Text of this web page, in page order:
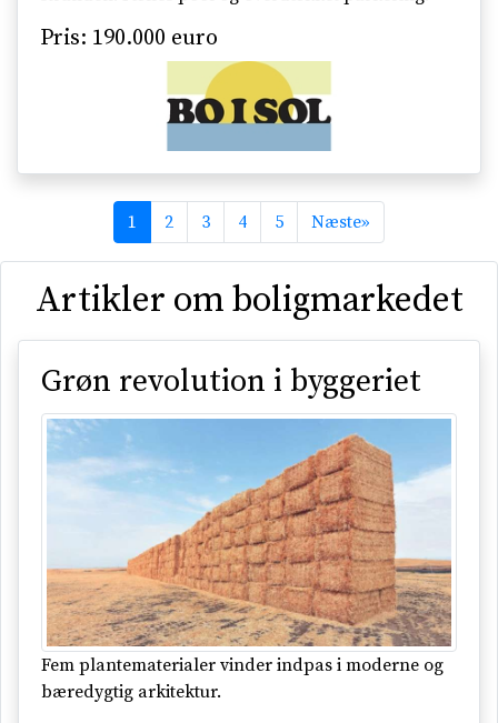
Pris: 190.000 euro
1 (Actual)
2 3 4 5 Næste»
Artikler om boligmarkedet
Grøn revolution i byggeriet
Fem plantematerialer vinder indpas i moderne og
bæredygtig arkitektur.